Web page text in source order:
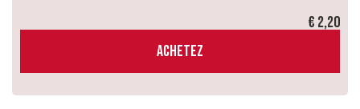
€ 2,20
ACHETEZ